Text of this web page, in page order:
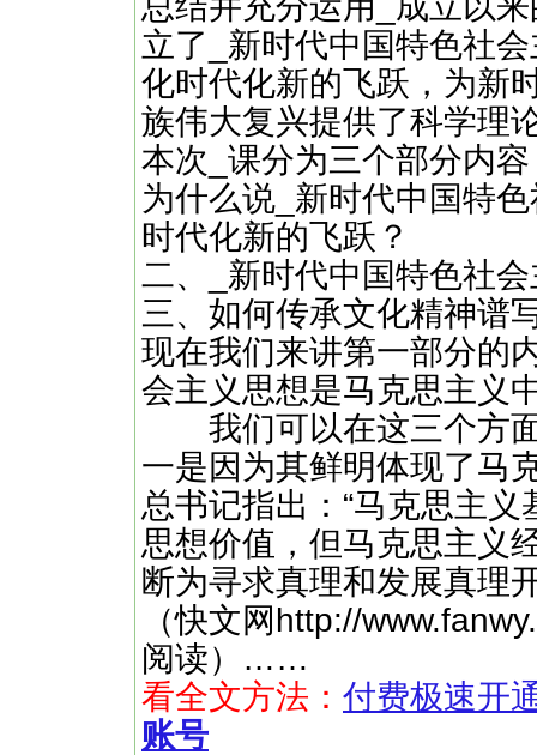
立了_新时代中国特色社
化时代化新的飞跃，为新
族伟大复兴提供了科学理
本次_课分为三个部分内容
为什么说_新时代中国特
时代化新的飞跃？
二、_新时代中国特色社
三、如何传承文化精神谱
现在我们来讲第一部分的
会主义思想是马克思主义
我们可以在这三个方
一是因为其鲜明体现了马
总书记指出：“马克思主
思想价值，但马克思主义
断为寻求真理和发展真
（快文网http://
阅读）……
看全文方法： 付费极速开
账号